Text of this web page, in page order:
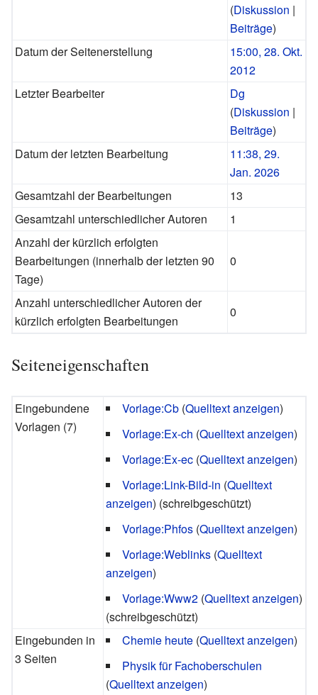
(Diskussion |
Beiträge)
Datum der Seitenerstellung
15:00, 28. Okt.
2012
Letzter Bearbeiter
Dg
(Diskussion |
Beiträge)
Datum der letzten Bearbeitung
11:38, 29.
Jan. 2026
Gesamtzahl der Bearbeitungen
13
Gesamtzahl unterschiedlicher Autoren
1
Anzahl der kürzlich erfolgten
Bearbeitungen (innerhalb der letzten 90
Tage)
0
Anzahl unterschiedlicher Autoren der
kürzlich erfolgten Bearbeitungen
0
Seiteneigenschaften
Eingebundene
Vorlagen (7)
Vorlage:Cb (Quelltext anzeigen)
Vorlage:Ex-ch (Quelltext anzeigen)
Vorlage:Ex-ec (Quelltext anzeigen)
Vorlage:Link-Bild-in (Quelltext
anzeigen) (schreibgeschützt)
Vorlage:Phfos (Quelltext anzeigen)
Vorlage:Weblinks (Quelltext
anzeigen)
Vorlage:Www2 (Quelltext anzeigen)
(schreibgeschützt)
Eingebunden in
3 Seiten
Chemie heute (Quelltext anzeigen)
Physik für Fachoberschulen
(Quelltext anzeigen)